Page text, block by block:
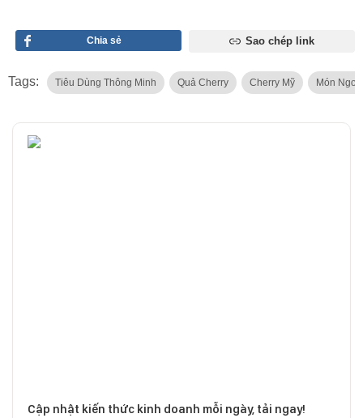
Chia sẻ Sao chép link
Tags: Tiêu Dùng Thông Minh Quả Cherry Cherry Mỹ Món
Cập nhật kiến thức kinh doanh mỗi ngày, tải ngay!